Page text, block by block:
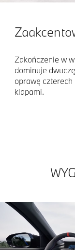
Zakończenie w
dominuje
oprawę
klapami.